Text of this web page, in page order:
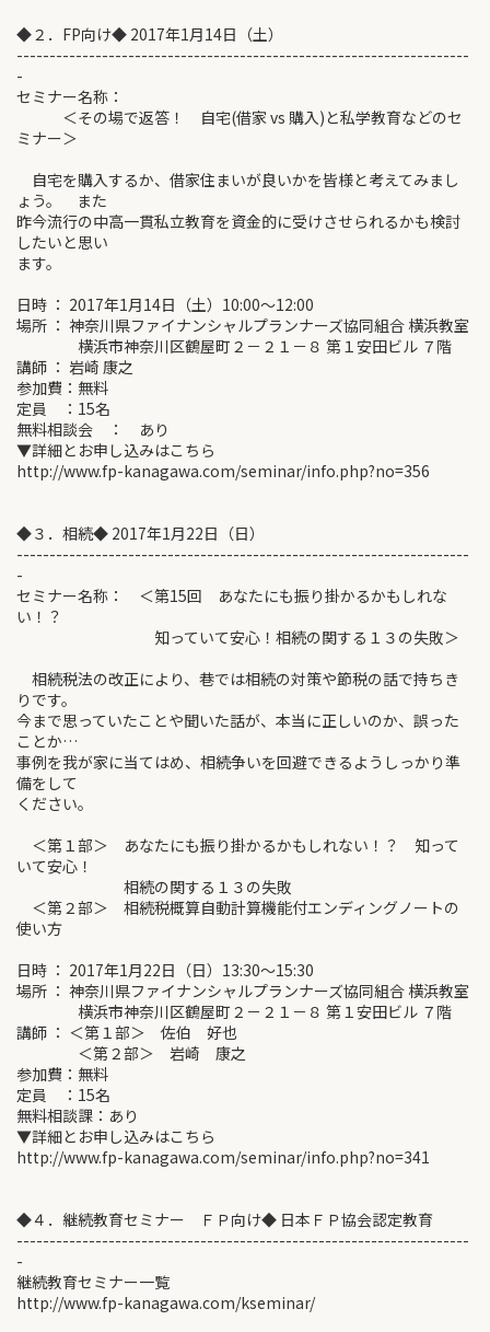
◆２．FP向け◆ 2017年1月14日（土）
---------------------------------------------------------------------
-
セミナー名称：
＜その場で返答！ 自宅(借家 vs 購入)と私学教育などのセ
ミナー＞
自宅を購入するか、借家住まいが良いかを皆様と考えてみまし
ょう。 また
昨今流行の中高一貫私立教育を資金的に受けさせられるかも検討
したいと思い
ます。
日時 ： 2017年1月14日（土）10:00～12:00
場所 ： 神奈川県ファイナンシャルプランナーズ協同組合 横浜教室
横浜市神奈川区鶴屋町２－２１－８ 第１安田ビル ７階
講師 ： 岩崎 康之
参加費：無料
定員 ：15名
無料相談会 ： あり
▼詳細とお申し込みはこちら
http://www.fp-kanagawa.com/seminar/info.php?no=356
◆３．相続◆ 2017年1月22日（日）
---------------------------------------------------------------------
-
セミナー名称： ＜第15回 あなたにも振り掛かるかもしれな
い！？
知っていて安心！相続の関する１３の失敗＞
相続税法の改正により、巷では相続の対策や節税の話で持ちき
りです。
今まで思っていたことや聞いた話が、本当に正しいのか、誤った
ことか…
事例を我が家に当てはめ、相続争いを回避できるようしっかり準
備をして
ください。
＜第１部＞ あなたにも振り掛かるかもしれない！？ 知って
いて安心！
相続の関する１３の失敗
＜第２部＞ 相続税概算自動計算機能付エンディングノートの
使い方
日時 ： 2017年1月22日（日）13:30～15:30
場所 ： 神奈川県ファイナンシャルプランナーズ協同組合 横浜教室
横浜市神奈川区鶴屋町２－２１－８ 第１安田ビル ７階
講師 ： ＜第１部＞ 佐伯 好也
＜第２部＞ 岩崎 康之
参加費：無料
定員 ：15名
無料相談課：あり
▼詳細とお申し込みはこちら
http://www.fp-kanagawa.com/seminar/info.php?no=341
◆４．継続教育セミナー ＦＰ向け◆ 日本ＦＰ協会認定教育
---------------------------------------------------------------------
-
継続教育セミナー一覧
http://www.fp-kanagawa.com/kseminar/